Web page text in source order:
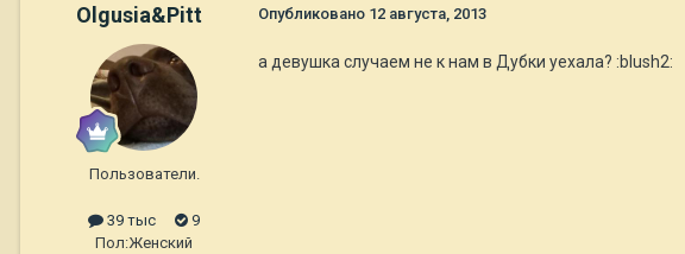
Olgusia&Pitt
Пользователи.
39 тыс
9
Пол:Женский
Опубликовано 12 августа, 2013
а девушка случаем не к нам в Дубки уехала? :blush2: